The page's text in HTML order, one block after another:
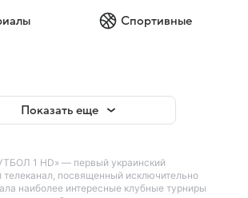
Спортивные
Показать еще
1 HD» — первый украинский
посвященный исключительно
наиболее интересные клубные турниры